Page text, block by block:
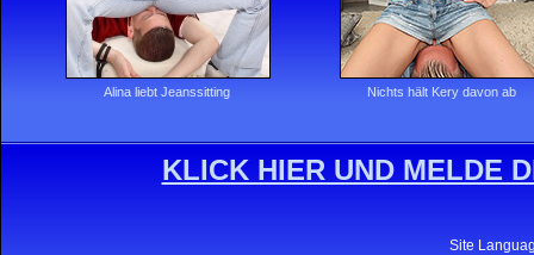
Alina liebt Jeanssitting Nichts hält Kery davon ab
KLICK HIER UND MELDE
Site